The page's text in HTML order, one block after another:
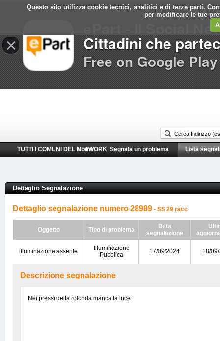
Questo sito utilizza cookie tecnici, analitici e di terze parti.
per modificare le tue
TUTTI I COMUNI DEL NETWORK
Home Segnala un problema Lista
Dettaglio Segnalazione
Dettaglio segnalazione numero28989 - SS 29 racc
Oggetto Tipo di problema
Data
segnalazione
illuminazione assente
Illuminazione
Pubblica
17/09/2024 18/
Descrizione segnalazione
Nei pressi della rotonda manca la luce
×
ePart - Il Social
Cittadini che
Free on Google Play